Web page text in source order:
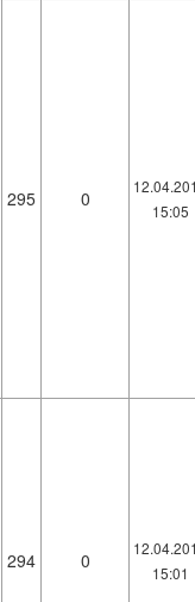
295 0
15:05
294 0
15:01